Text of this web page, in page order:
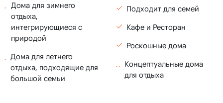
Дома для зимнего
отдыха,
интегрирующиеся с
природой
Дома для летнего
отдыха, подходящие для
большой семьи
Подходит для семей
Кафе и Ресторан
Роскошные дома
Концептуальные дома
для отдыха